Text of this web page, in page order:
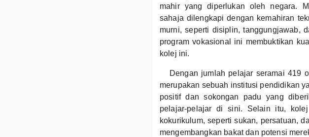
mahir yang diperlukan oleh negara.
sahaja dilengkapi dengan kemahiran
murni, seperti disiplin, tanggungjawab,
program vokasional ini membuktikan
kolej ini.
Dengan jumlah pelajar seramai 419
merupakan sebuah institusi pendidikan
positif dan sokongan padu yang
pelajar-pelajar di sini. Selain itu,
kokurikulum, seperti sukan, persatuan,
mengembangkan bakat dan potensi